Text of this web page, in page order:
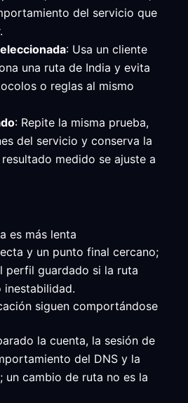
del servicio que
: Usa un cliente
una ruta de India y evita
o reglas al mismo
: Repite la misma prueba,
del servicio y conserva la
medido se ajuste a
es más lenta
y un punto final cercano;
perfil guardado si la ruta
inestabilidad.
siguen comportándose
la cuenta, la sesión de
del DNS y la
un cambio de ruta no es la